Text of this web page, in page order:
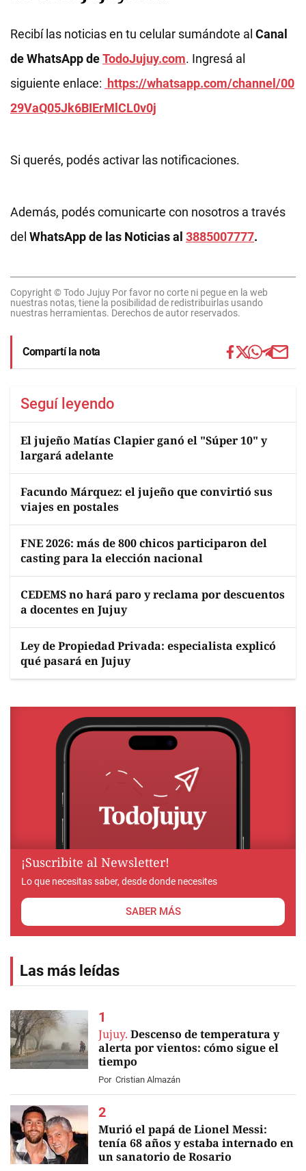
Recibí las noticias en tu celular sumándote al Canal
de WhatsApp deTodoJujuy.com. Ingresá al
siguiente enlace: https://whatsapp.com/channel/00
29VaQ05Jk6BIErMlCL0v0j
Si querés, podés activar las notificaciones.
Además, podés comunicarte con nosotros a través
del WhatsApp de las Noticias al 3885007777.
Copyright © Todo Jujuy Por favor no corte ni pegue en la web
nuestras notas, tiene la posibilidad de redistribuirlas usando
nuestras herramientas. Derechos de autor reservados.
Compartí la nota
Seguí leyendo
El jujeño Matías Clapier ganó el "Súper 10" y
largará adelante
Facundo Márquez: el jujeño que convirtió sus
viajes en postales
FNE 2026: más de 800 chicos participaron del
casting para la elección nacional
CEDEMS no hará paro y reclama por descuentos
a docentes en Jujuy
Ley de Propiedad Privada: especialista explicó
qué pasará en Jujuy
¡Suscribite al Newsletter!
Lo que necesitas saber, desde donde necesites
SABER MÁS
Las más leídas
Jujuy. Descenso de temperatura y
alerta por vientos: cómo sigue el
tiempo
Por Cristian Almazán
Murió el papá de Lionel Messi:
tenía 68 años y estaba internado en
un sanatorio de Rosario